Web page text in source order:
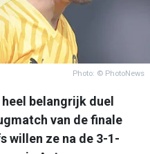
Photo: © PhotoNews
belangrijk duel
van de finale
willen ze na de 3-1-